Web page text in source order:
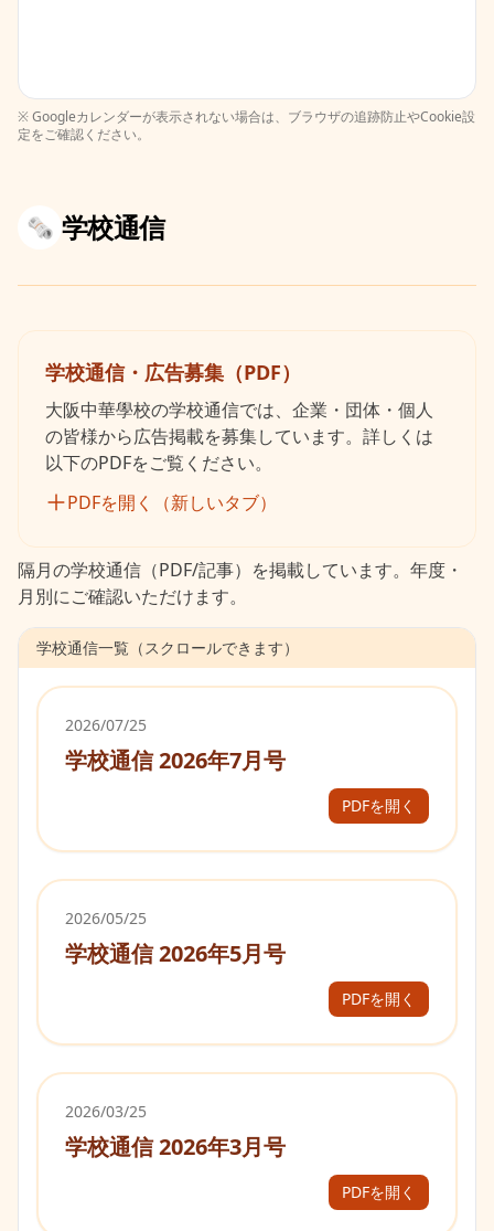
※ Googleカレンダーが表示されない場合は、ブラウザの追跡防止やCookie設
定をご確認ください。
🗞️ 学校通信
学校通信・広告募集（PDF）
大阪中華學校の学校通信では、企業・団体・個人
の皆様から広告掲載を募集しています。詳しくは
以下のPDFをご覧ください。
PDFを開く（新しいタブ）
隔月の学校通信（PDF/記事）を掲載しています。年度・
月別にご確認いただけます。
学校通信一覧（スクロールできます）
2026/07/25
学校通信 2026年7月号
PDFを開く
2026/05/25
学校通信 2026年5月号
PDFを開く
2026/03/25
学校通信 2026年3月号
PDFを開く